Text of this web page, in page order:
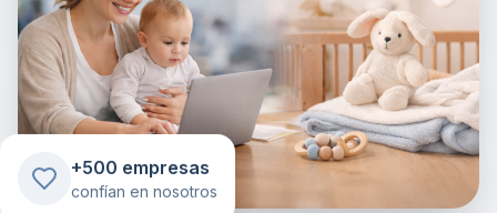
+500 empresas
confían en nosotros